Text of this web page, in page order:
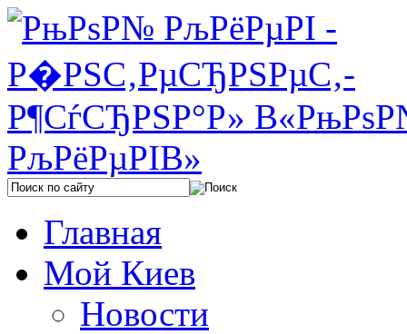
Главная
Мой Киев
Новости